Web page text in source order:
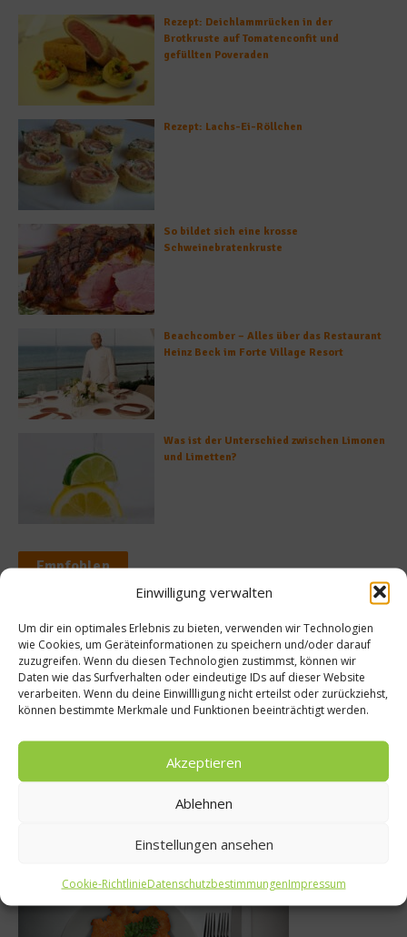
Einwilligung verwalten
Um dir ein optimales Erlebnis zu bieten, verwenden wir Technologien
wie Cookies, um Geräteinformationen zu speichern und/oder darauf
zuzugreifen. Wenn du diesen Technologien zustimmst, können wir
Daten wie das Surfverhalten oder eindeutige IDs auf dieser Website
verarbeiten. Wenn du deine Einwillligung nicht erteilst oder zurückziehst,
können bestimmte Merkmale und Funktionen beeinträchtigt werden.
Akzeptieren
Ablehnen
Einstellungen ansehen
Cookie-RichtlinieDatenschutzbestimmungenImpressum
Rezept: Deichlammrücken in der
Brotkruste auf Tomatenconfit und
gefüllten Poveraden
Rezept: Lachs-Ei-Röllchen
So bildet sich eine krosse
Schweinebratenkruste
Beachcomber – Alles über das Restaurant
Heinz Beck im Forte Village Resort
Was ist der Unterschied zwischen Limonen
und Limetten?
Empfohlen
News
wird das
Glenmorangie
Weißbrot
Was isst Deutschland